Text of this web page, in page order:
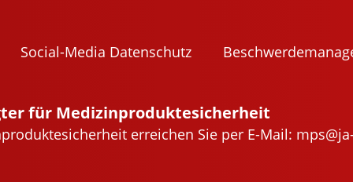
Social-Media Daten­schutz
für Medizinproduktesicherheit
erreichen Sie per E-Mail: